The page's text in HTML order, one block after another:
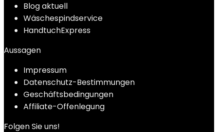
Blog aktuell
Wäschespindservice
HandtuchExpress
Aussagen
Impressum
Datenschutz-Bestimmungen
Geschäftsbedingungen
Affiliate-Offenlegung
Folgen Sie uns!